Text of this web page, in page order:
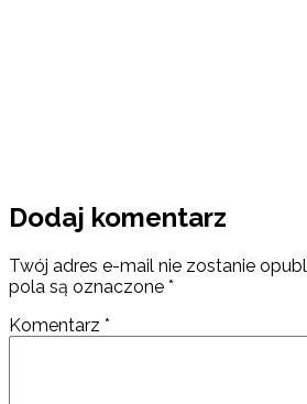
Dodaj komentarz
Twój adres e-mail nie zostanie
pola są oznaczone *
Komentarz *